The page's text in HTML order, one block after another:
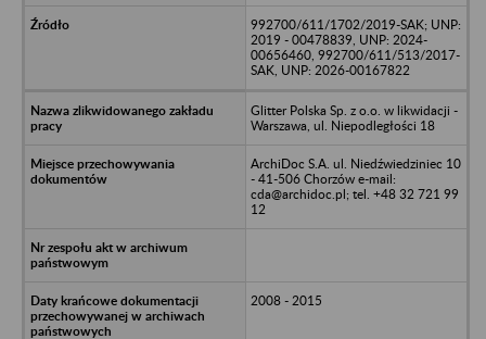
992700/611/1702/2019-SAK; UNP:
2019 - 00478839, UNP: 2024-
00656460, 992700/611/513/2017-
SAK, UNP: 2026-00167822
Glitter Polska Sp. z o.o. w likwidacji -
Warszawa, ul. Niepodległości 18
ArchiDoc S.A. ul. Niedźwiedziniec 10
- 41-506 Chorzów e-mail:
cda@archidoc.pl; tel. +48 32 721 99
12
2008 - 2015